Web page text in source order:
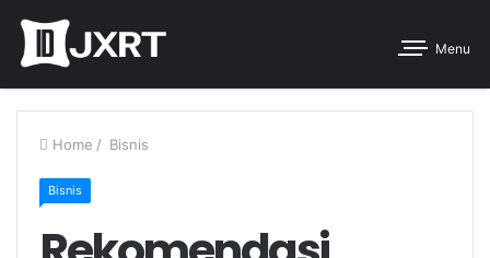
Menu
Home / Bisnis
Bisnis